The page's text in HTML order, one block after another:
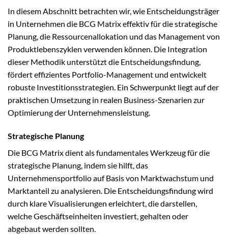
In diesem Abschnitt betrachten wir, wie Entscheidungsträger
in Unternehmen die BCG Matrix effektiv für die strategische
Planung, die Ressourcenallokation und das Management von
Produktlebenszyklen verwenden können. Die Integration
dieser Methodik unterstützt die Entscheidungsfindung,
fördert effizientes Portfolio-Management und entwickelt
robuste Investitionsstrategien. Ein Schwerpunkt liegt auf der
praktischen Umsetzung in realen Business-Szenarien zur
Optimierung der Unternehmensleistung.
Strategische Planung
Die BCG Matrix dient als fundamentales Werkzeug für die
strategische Planung, indem sie hilft, das
Unternehmensportfolio auf Basis von Marktwachstum und
Marktanteil zu analysieren. Die Entscheidungsfindung wird
durch klare Visualisierungen erleichtert, die darstellen,
welche Geschäftseinheiten investiert, gehalten oder
abgebaut werden sollten.